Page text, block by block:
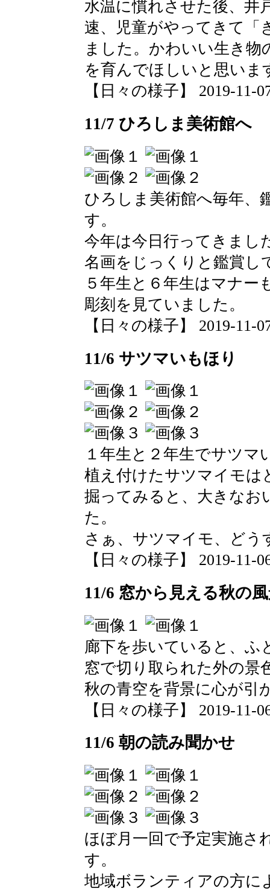
水温に慣れさせた後、井
速、児童がやってきて「
ました。かわいい生き
を育んでほしいと思いま
【日々の様子】 2019-11-
11/7 ひろしま美術館へ
ひろしま美術館へ毎年、
す。
今年は今日行ってきまし
名画をじっくりと鑑賞し
５年生と６年生はマナー
彫刻を見ていました。
【日々の様子】 2019-11-
11/6 サツマいもほり
１年生と２年生でサツ
植え付けたサツマイモは
掘ってみると、大きなお
た。
さぁ、サツマイモ、どう
【日々の様子】 2019-11-
11/6 窓から見える秋の
廊下を歩いていると、ふ
窓で切り取られた外の景
秋の青空を背景に心が引
【日々の様子】 2019-11-
11/6 朝の読み聞かせ
ほぼ月一回で予定実施さ
す。
地域ボランティアの方に